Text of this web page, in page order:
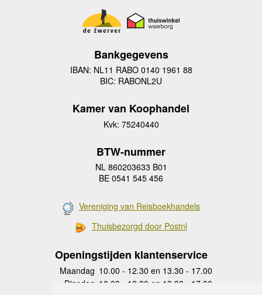
Bankgegevens
IBAN: NL11 RABO 0140 1961 88
BIC: RABONL2U
Kamer van Koophandel
Kvk: 75240440
BTW-nummer
NL 860203633 B01
BE 0541 545 456
Vereniging van Reisboekhandels
Thuisbezorgd door Postnl
Openingstijden klantenservice
Maandag 10.00 - 12.30 en 13.30 - 17.00
Dinsdag 10.00 - 12.30 en 13.30 - 17.00